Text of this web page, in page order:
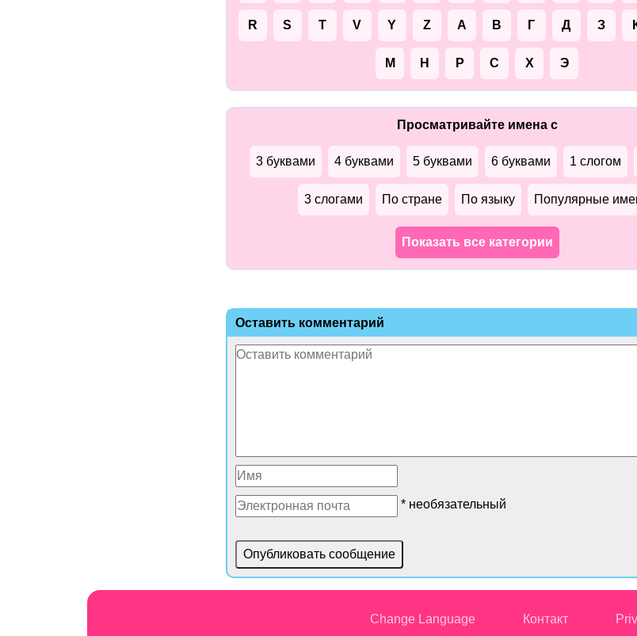
R S T V Y Z А В Г Д З
М Н Р С Х Э
Просматривайте имена с
3 буквами 4 буквами 5 буквами 6 буквами 1 слогом
3 слогами По стране По языку Популярные
Показать все категории
Оставить комментарий
* необязательный
Change Language Контакт